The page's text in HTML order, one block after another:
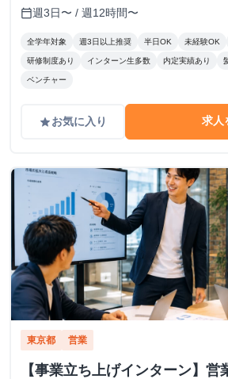
calendar_today週3日〜 / 週12時間〜
全学年対象 週3日以上推奨 半日OK 未経験OK
研修制度あり インターン生多数 内定実績あり
ベンチャー
gradeお気に入り 求人
東京都 営業
【事業立ち上げインターン】営